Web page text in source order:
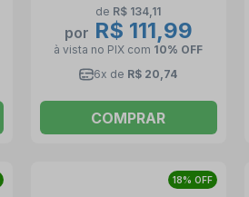
de R$ 134,11
por R$ 111,99
à vista no PIX com 10% OFF
6x de R$ 20,74
COMPRAR
18% OFF